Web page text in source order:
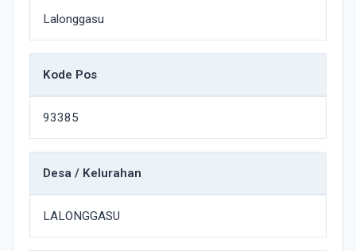
Lalonggasu
Kode Pos
93385
Desa / Kelurahan
LALONGGASU